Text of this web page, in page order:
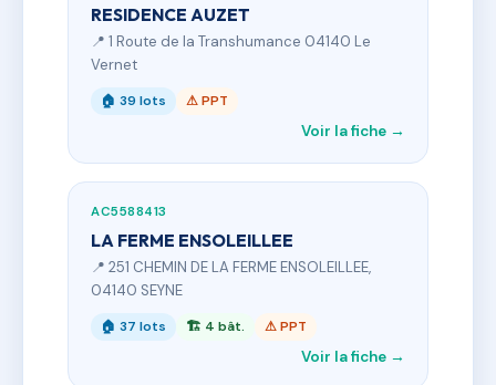
RESIDENCE AUZET
📍 1 Route de la Transhumance 04140 Le
Vernet
🏠 39 lots ⚠ PPT
Voir la fiche →
AC5588413
LA FERME ENSOLEILLEE
📍 251 CHEMIN DE LA FERME ENSOLEILLEE,
04140 SEYNE
🏠 37 lots 🏗 4 bât. ⚠ PPT
Voir la fiche →